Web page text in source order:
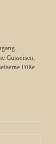
Gusseisen
Füße